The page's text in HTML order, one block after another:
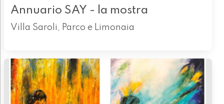
Annuario SAY - la mostra
Villa Saroli, Parco e Limonaia